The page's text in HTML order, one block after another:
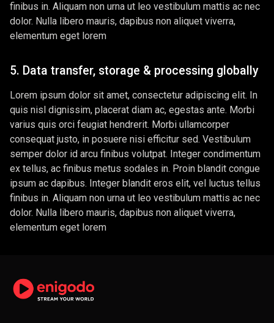
finibus in. Aliquam non urna ut leo vestibulum mattis ac nec
dolor. Nulla libero mauris, dapibus non aliquet viverra,
elementum eget lorem
5. Data transfer, storage & processing globally
Lorem ipsum dolor sit amet, consectetur adipiscing elit. In
quis nisl dignissim, placerat diam ac, egestas ante. Morbi
varius quis orci feugiat hendrerit. Morbi ullamcorper
consequat justo, in posuere nisi efficitur sed. Vestibulum
semper dolor id arcu finibus volutpat. Integer condimentum
ex tellus, ac finibus metus sodales in. Proin blandit congue
ipsum ac dapibus. Integer blandit eros elit, vel luctus tellus
finibus in. Aliquam non urna ut leo vestibulum mattis ac nec
dolor. Nulla libero mauris, dapibus non aliquet viverra,
elementum eget lorem